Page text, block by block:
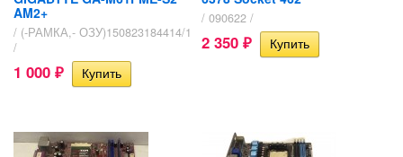
AM2+
/ (-РАМКА,- ОЗУ)150823184414/1
/
1 000 ₽
/ 090622 /
2 350 ₽